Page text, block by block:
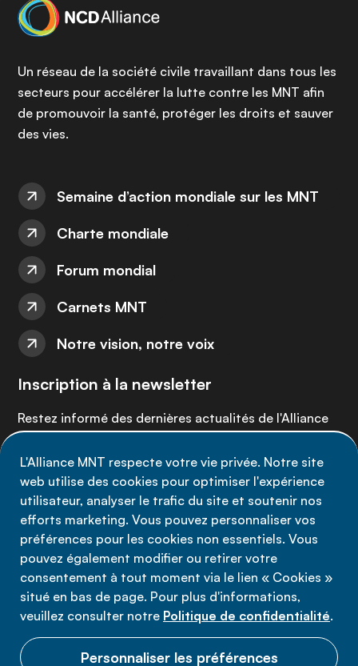
L'Alliance MNT respecte votre vie privée. Notre site
web utilise des cookies pour optimiser l'expérience
utilisateur, analyser le trafic du site et soutenir nos
efforts marketing. Vous pouvez personnaliser vos
préférences pour les cookies non essentiels. Vous
pouvez également modifier ou retirer votre
consentement à tout moment via le lien « Cookies »
situé en bas de page. Pour plus d'informations,
veuillez consulter notre Politique de confidentialité.
Personnaliser les préférences
Un réseau de la société civile travaillant dans tous les
secteurs pour accélérer la lutte contre les MNT afin
de promouvoir la santé, protéger les droits et sauver
des vies.
Semaine d’action mondiale sur les MNT
Charte mondiale
Forum mondial
Carnets MNT
Notre vision, notre voix
Inscription à la newsletter
Restez informé des dernières actualités de l'Alliance
Inscrivez-vous maintenant
Politique de confidentialité
Conditions d'utilisation